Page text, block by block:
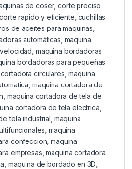
de coser,corte preciso
corte rapido y eficiente cuchillas
de aceites para maquinas
automáticas maquina
maquina bordadoras
bordadoras para pequeñas
circulares ,maquina
maquina cortadora de
maquina cortadora de tela de
cortadora de tela electrica
tela industrial maquina
maquina
confeccion ,maquina
empresas ,maquina cortadora
maquina de bordado en 3D